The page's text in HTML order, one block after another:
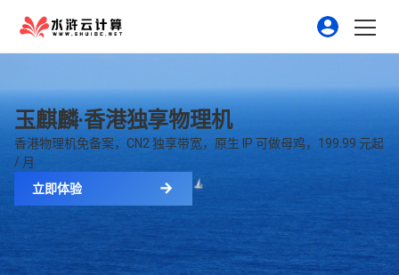
玉麒麟·香港独享物理机
香港物理机免备案，CN2 独享带宽，原生 IP 可做母鸡，199.99 元起
/ 月
立即体验